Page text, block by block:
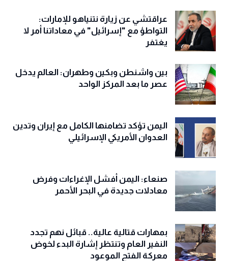
عراقتشي عن زيارة نتنياهو للإمارات:
التواطؤ مع "إسرائيل" في معاداتنا أمر لا
يغتفر
بين واشنطن وبكين وطهران: العالم يدخل
عصر ما بعد المركز الواحد
اليمن تؤكد تضامنها الكامل مع إيران وتدين
العدوان الأمريكي الإسرائيلي
صنعاء: اليمن أفشل الإغراءات وفرض
معادلات جديدة في البحر الأحمر
بمهارات قتالية عالية.. قبائل نهم تجدد
النفير العام وتنتظر إشارة البدء لخوض
معركة الفتح الموعود